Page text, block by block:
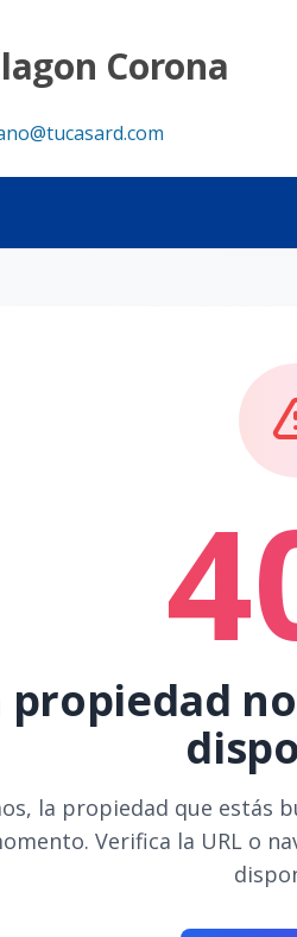
Corona
propiedad
la propiedad que estás
Verifica la URL o